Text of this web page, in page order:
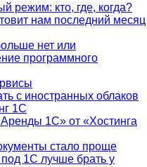
режим: кто, где, когда?
нам последний месяц
нет или
программного
с иностранных облаков
1С
1С» от «Хостинга
стало проще
под 1С лучше брать у